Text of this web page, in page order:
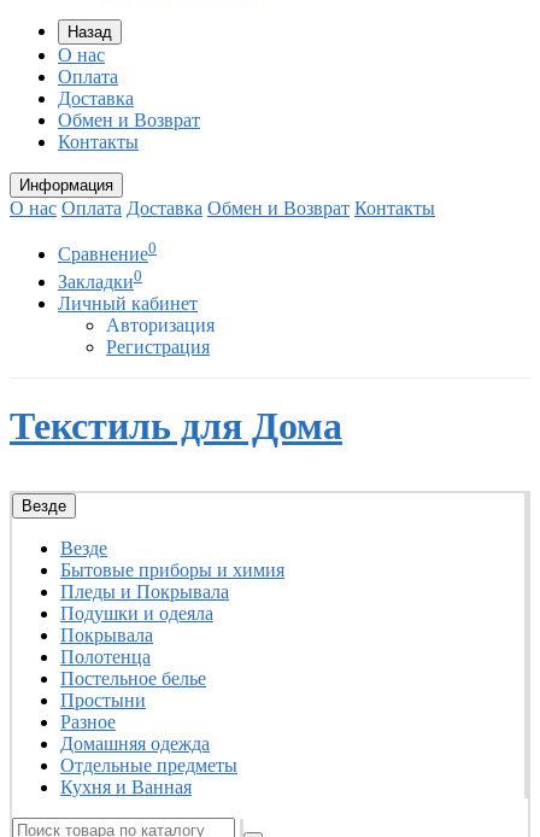
Назад
О нас
Оплата
Доставка
Обмен и Возврат
Контакты
Информация
О нас Оплата Доставка Обмен и Возврат Контакты
Сравнение0
Закладки0
Личный кабинет
Авторизация
Регистрация
Текстиль для Дома
Везде
Везде
Бытовые приборы и химия
Пледы и Покрывала
Подушки и одеяла
Покрывала
Полотенца
Постельное белье
Простыни
Разное
Домашняя одежда
Отдельные предметы
Кухня и Ванная